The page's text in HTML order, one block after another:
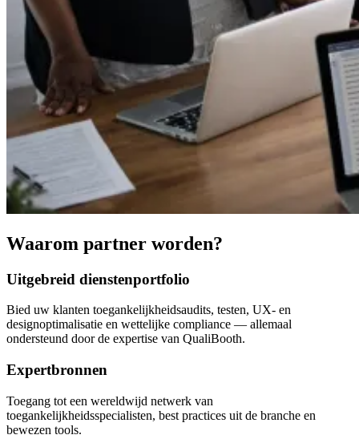
Waarom partner worden?
Uitgebreid dienstenportfolio
Bied uw klanten toegankelijkheidsaudits, testen, UX- en
designoptimalisatie en wettelijke compliance — allemaal
ondersteund door de expertise van QualiBooth.
Expertbronnen
Toegang tot een wereldwijd netwerk van
toegankelijkheidsspecialisten, best practices uit de branche en
bewezen tools.